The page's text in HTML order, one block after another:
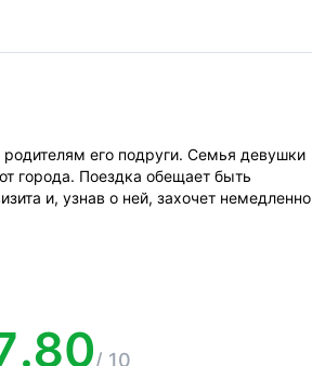
его подруги. Семья девушки
города. Поездка обещает быть
и, узнав о ней, захочет немедленно
/ 10